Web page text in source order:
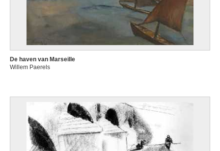
De haven van Marseille
Willem Paerels